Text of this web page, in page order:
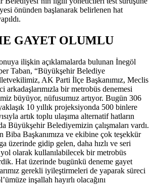
önünden başlanarak belirlenen hat
GAYET OLUMLU
ilişkin açıklamalarda bulunan İnegöl
Taban, “Büyükşehir Belediye
AK Parti İlçe Başkanımız, Meclis
bir metrobüs denemesi
büyüyor, nüfusumuz artıyor. Bugün 306
10 yıllık projeksiyonda 500 binlere
artık toplu ulaşıma alternatif hatların
Büyükşehir Belediyemizin çalışmaları vardı.
Biba Başkanımıza ve ekibine çok teşekkür
üzerinde gidip gelen, daha hızlı ve seri
yol olarak kullanılabilecek bir metrobüs
Hat üzerinde bugünkü deneme gayet
gerekli iyileştirmeleri de yaparak süreci
inşallah hayırlı olacağını